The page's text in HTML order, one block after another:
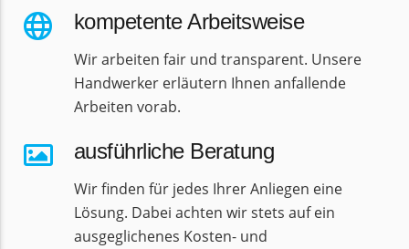
kompetente Arbeitsweise
Wir arbeiten fair und transparent. Unsere
Handwerker erläutern Ihnen anfallende
Arbeiten vorab.
ausführliche Beratung
Wir finden für jedes Ihrer Anliegen eine
Lösung. Dabei achten wir stets auf ein
ausgeglichenes Kosten- und